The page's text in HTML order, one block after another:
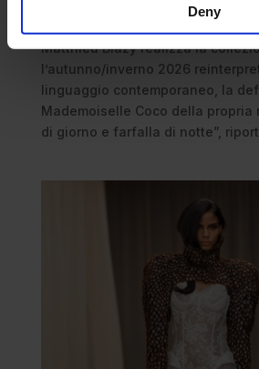
Deny
Matthieu Blazy realizza la
l’autunno/inverno 2026
linguaggio contemporaneo, la
Mademoiselle Coco della propria
di giorno e farfalla di notte”,